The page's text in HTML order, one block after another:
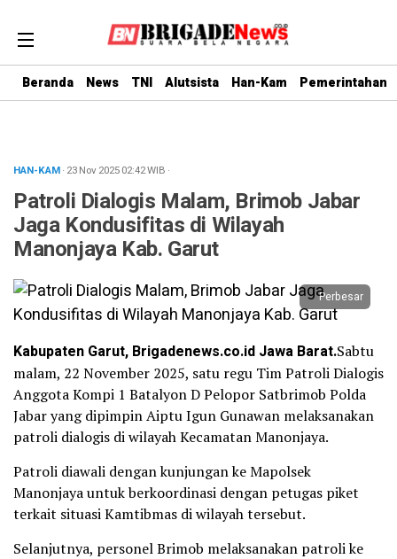
Beranda News TNI Alutsista Han-Kam Pemerintahan
HAN-KAM· 23 Nov 202502:42WIB ·
Patroli Dialogis Malam, Brimob Jabar
Jaga Kondusifitas di Wilayah
Manonjaya Kab. Garut
Perbesar
Kabupaten Garut, Brigadenews.co.id Jawa Barat.Sabtu
malam, 22 November 2025, satu regu Tim Patroli Dialogis
Anggota Kompi 1 Batalyon D Pelopor Satbrimob Polda
Jabar yang dipimpin Aiptu Igun Gunawan melaksanakan
patroli dialogis di wilayah Kecamatan Manonjaya.
Patroli diawali dengan kunjungan ke Mapolsek
Manonjaya untuk berkoordinasi dengan petugas piket
terkait situasi Kamtibmas di wilayah tersebut.
Selanjutnya, personel Brimob melaksanakan patroli ke